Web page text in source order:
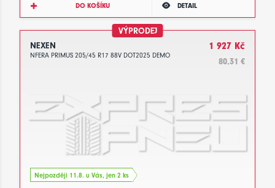
DO KOŠÍKU DETAIL
VÝPRODEJ
NEXEN
NFERA PRIMUS 205/45 R17 88V DOT2025 DEMO
1 927 Kč
80.31 €
Nejpozději 11.8. u Vás, jen 2 ks